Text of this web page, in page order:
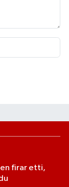
firar etti,